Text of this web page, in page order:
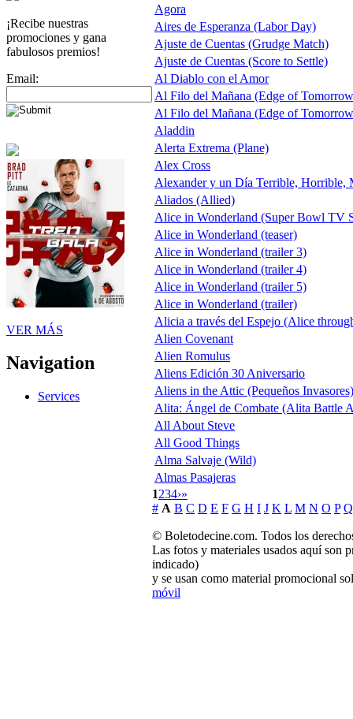
¡Recibe nuestras
promociones y gana
fabulosos premios!
Email:
VER MÁS
Navigation
Services
Agora
Aires de Esperanza (Labor Day)
Ajuste de Cuentas (Grudge Match)
Ajuste de Cuentas (Score to Settle)
Al Diablo con el Amor
Al Filo del Mañana (Edge of
Al Filo del Mañana (Edge of
Aladdin
Alerta Extrema (Plane)
Alex Cross
Alexander y un Día Terrible, Horrible,
Aliados (Allied)
Alice in Wonderland (Super Bowl TV
Alice in Wonderland (teaser)
Alice in Wonderland (trailer 3)
Alice in Wonderland (trailer 4)
Alice in Wonderland (trailer 5)
Alice in Wonderland (trailer)
Alicia a través del Espejo (Alice
Alien Covenant
Alien Romulus
Aliens Edición 30 Aniversario
Aliens in the Attic (Pequeños Invasores)
Alita: Ángel de Combate (Alita Battle
All About Steve
All Good Things
Alma Salvaje (Wild)
Almas Pasajeras
1234›»
# A B C D E F G H I J K L M N O P Q
© Boletodecine.com. Todos los
Las fotos y materiales usados aquí son
indicado)
y se usan como material promocional
móvil